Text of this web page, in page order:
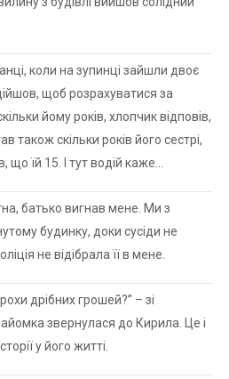
коли на зупинці зайшли двоє
щоб розрахуватися за
йому років, хлопчик відповів,
також скільки років його сестрі,
їй 15. І тут водій каже…
батько вигнав мене. Ми з
будинку, доки сусіди не
не відібрала її в мене.
дрібних грошей?” – зі
звернулася до Кирила. Це і
у його житті.